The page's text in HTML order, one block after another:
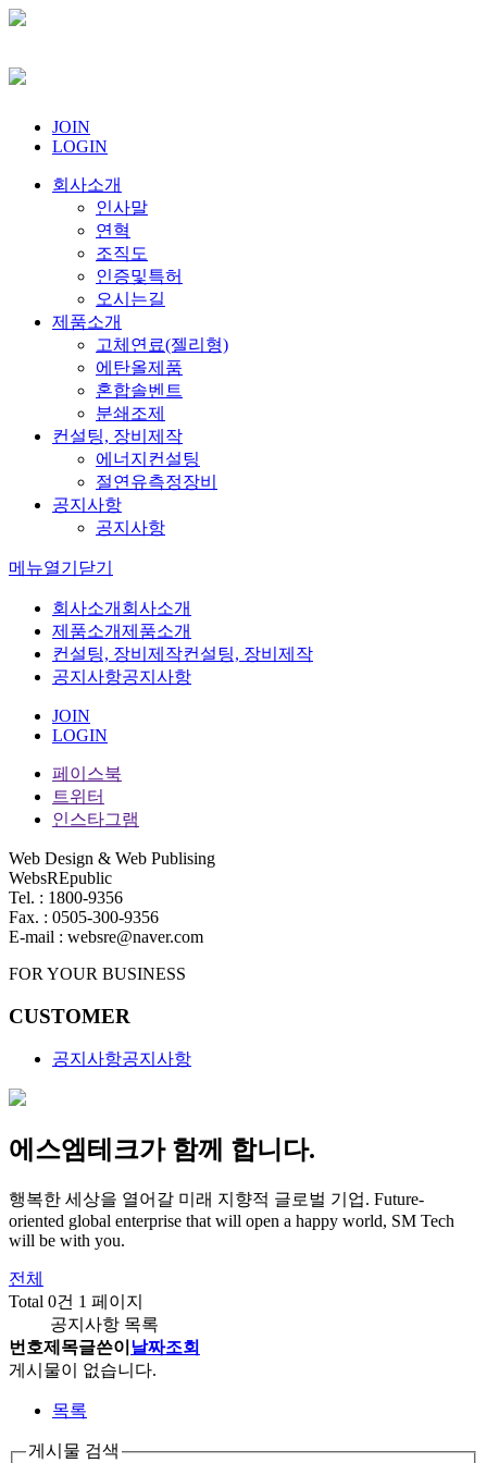
JOIN
LOGIN
회사소개
인사말
연혁
조직도
인증및특허
오시는길
제품소개
고체연료(젤리형)
에탄올제품
혼합솔벤트
분쇄조제
컨설팅, 장비제작
에너지컨설팅
절연유측정장비
공지사항
공지사항
메뉴열기 닫기
회사소개 회사소개
제품소개제품소개
컨설팅, 장비제작컨설팅, 장비제작
공지사항공지사항
JOIN
LOGIN
페이스북
트위터
인스타그램
Web Design & Web Publising
WebsREpublic
Tel. : 1800-9356
Fax. : 0505-300-9356
E-mail : websre@naver.com
FOR YOUR BUSINESS
CUSTOMER
공지사항공지사항
에스엠테크가 함께 합니다.
행복한 세상을 열어갈 미래 지향적 글로벌 기업. Future-
oriented global enterprise that will open a happy world, SM Tech
will be with you.
전체
Total 0건 1 페이지
공지사항 목록
번호제목글쓴이 날짜조회
게시물이 없습니다.
목록
게시물 검색